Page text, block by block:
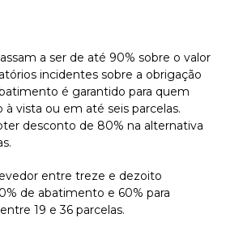
a ser de até 90% sobre o valor
incidentes sobre a obrigação
é garantido para quem
vista ou em até seis parcelas.
desconto de 80% na alternativa
entre treze e dezoito
de abatimento e 60% para
19 e 36 parcelas.